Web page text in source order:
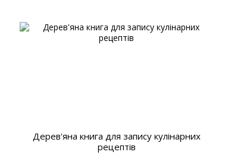
Дерев'яна книга для запису кулінарних
рецептів